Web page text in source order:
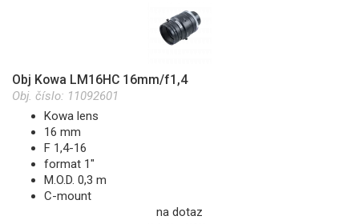
Obj Kowa LM16HC 16mm/f1,4
Obj. číslo: 11092601
Kowa lens
16 mm
F 1,4-16
format 1"
M.O.D. 0,3 m
C-mount
na dotaz